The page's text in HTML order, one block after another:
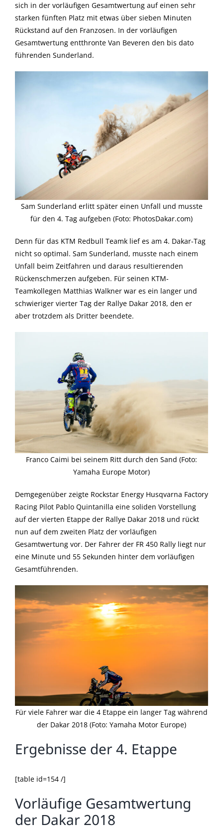
sich in der vorläufigen Gesamtwertung auf einen sehr
starken fünften Platz mit etwas über sieben Minuten
Rückstand auf den Franzosen. In der vorläufigen
Gesamtwertung entthronte Van Beveren den bis dato
führenden Sunderland.
Sam Sunderland erlitt später einen Unfall und musste
für den 4. Tag aufgeben (Foto: PhotosDakar.com)
Denn für das KTM Redbull Teamk lief es am 4. Dakar-Tag
nicht so optimal. Sam Sunderland, musste nach einem
Unfall beim Zeitfahren und daraus resultierenden
Rückenschmerzen aufgeben. Für seinen KTM-
Teamkollegen Matthias Walkner war es ein langer und
schwieriger vierter Tag der Rallye Dakar 2018, den er
aber trotzdem als Dritter beendete.
Franco Caimi bei seinem Ritt durch den Sand (Foto:
Yamaha Europe Motor)
Demgegenüber zeigte Rockstar Energy Husqvarna Factory
Racing Pilot Pablo Quintanilla eine soliden Vorstellung
auf der vierten Etappe der Rallye Dakar 2018 und rückt
nun auf dem zweiten Platz der vorläufigen
Gesamtwertung vor. Der Fahrer der FR 450 Rally liegt nur
eine Minute und 55 Sekunden hinter dem vorläufigen
Gesamtführenden.
Für viele Fahrer war die 4 Etappe ein langer Tag während
der Dakar 2018 (Foto: Yamaha Motor Europe)
Ergebnisse der 4. Etappe
[table id=154 /]
Vorläufige Gesamtwertung
der Dakar 2018